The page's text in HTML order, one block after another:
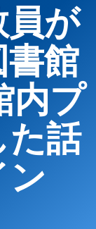
が
書館
内プ
た話
ン